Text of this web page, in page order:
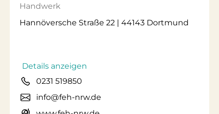
Handwerk
Hannöversche Straße 22 | 44143 Dortmund
Details anzeigen
0231 519850
info@feh-nrw.de